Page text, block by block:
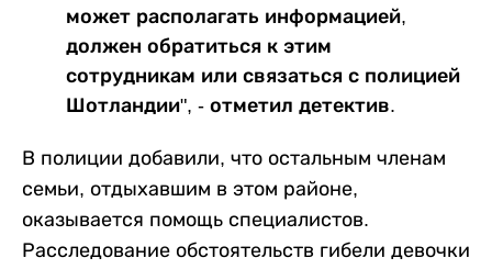
может располагать информацией,
должен обратиться к этим
сотрудникам или связаться с полицией
Шотландии", - отметил детектив.
В полиции добавили, что остальным членам
семьи, отдыхавшим в этом районе,
оказывается помощь специалистов.
Расследование обстоятельств гибели девочки